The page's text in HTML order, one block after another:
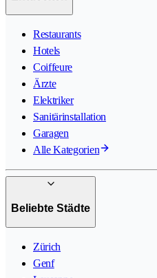
Restaurants
Hotels
Coiffeure
Ärzte
Elektriker
Sanitärinstallation
Garagen
Alle Kategorien
Beliebte Städte
Zürich
Genf